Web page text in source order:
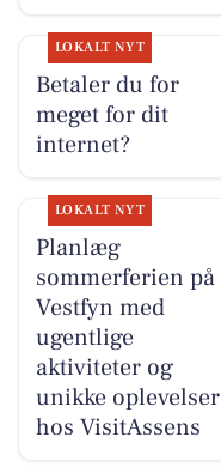
LOKALT NYT
Betaler du for
meget for dit
internet?
LOKALT NYT
Planlæg
sommerferien på
Vestfyn med
ugentlige
aktiviteter og
unikke oplevelser
hos VisitAssens